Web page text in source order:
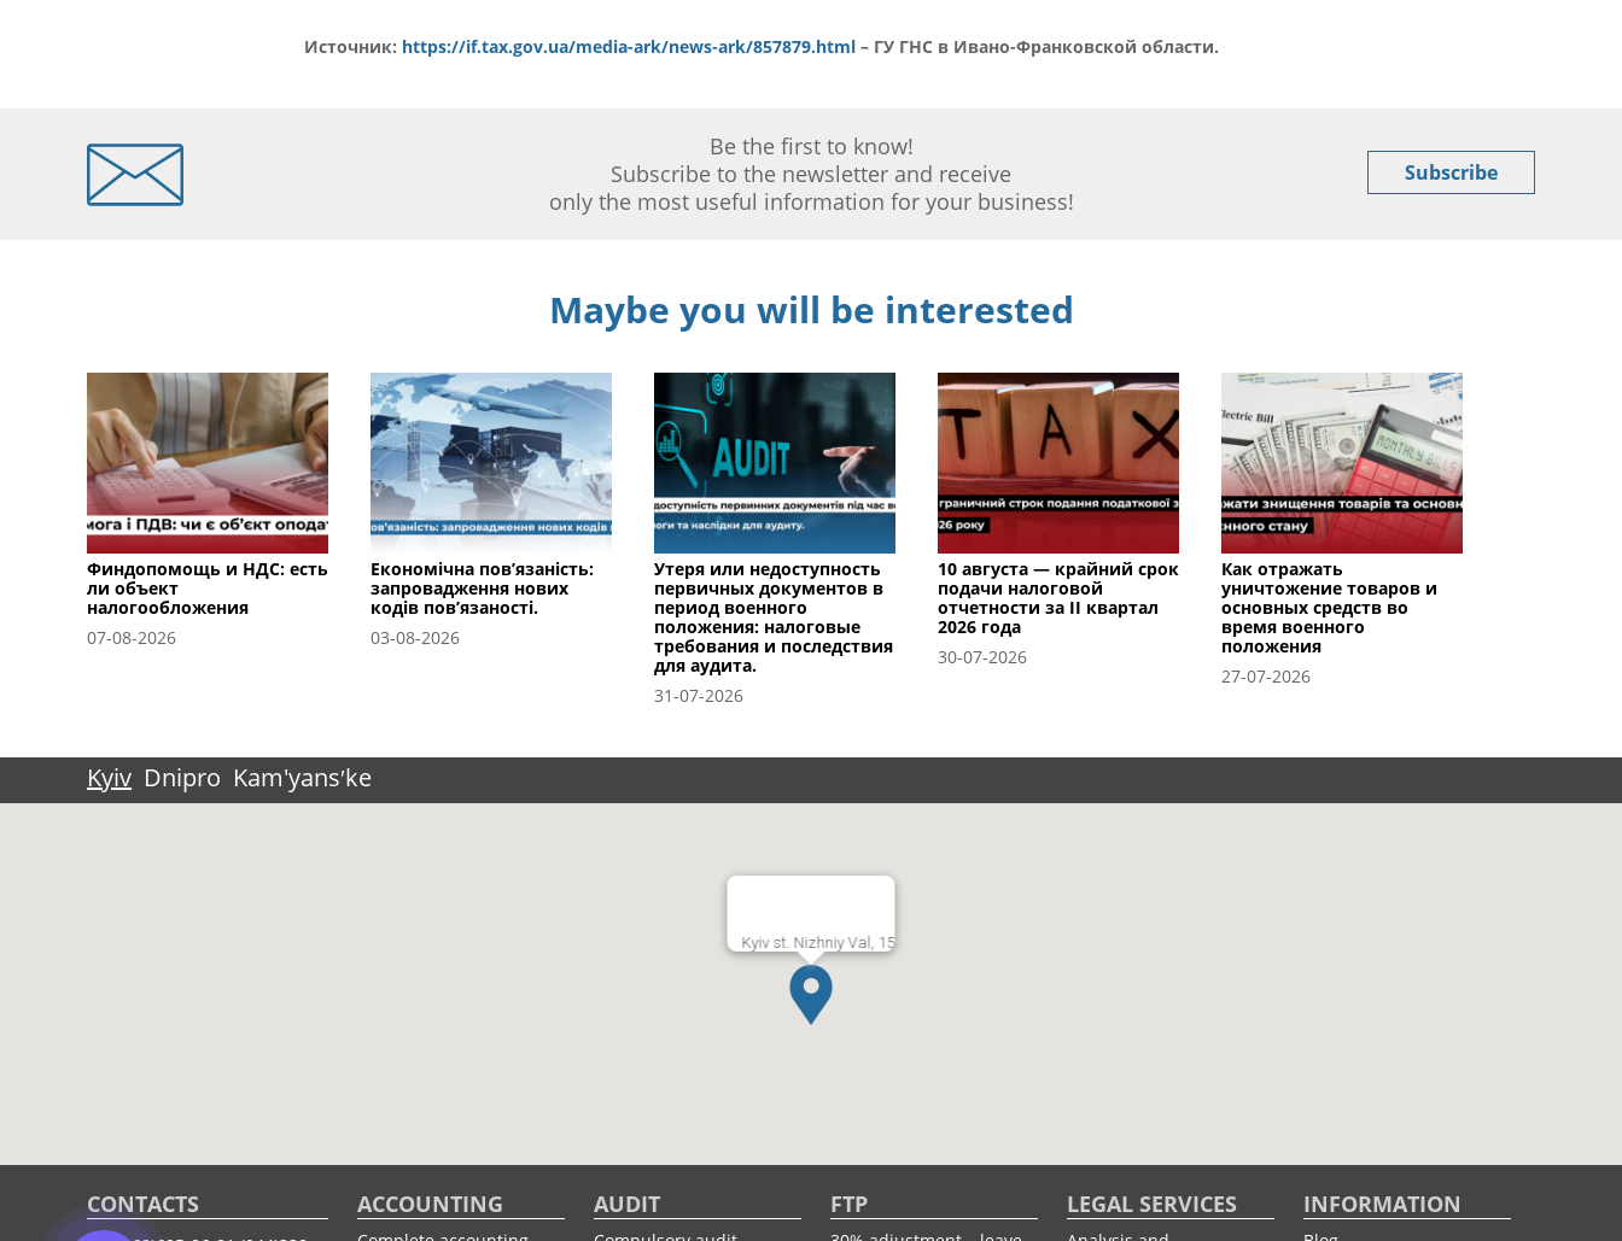
Источник: https://if.tax.gov.ua/media-ark/news-ark/857879.html – ГУ ГНС в Ивано-Франковской области.
Be the first to know!
Subscribe to the newsletter and receive
only the most useful information for your business!
Subscribe
Maybe you will be interested
Финдопомощь и НДС: есть
ли объект
налогообложения
07-08-2026
Економічна пов’язаність:
запровадження нових
кодів пов’язаності.
03-08-2026
Утеря или недоступность
первичных документов в
период военного
положения: налоговые
требования и последствия
для аудита.
31-07-2026
10 августа — крайний срок
подачи налоговой
отчетности за II квартал
2026 года
30-07-2026
Как отражать
уничтожение товаров и
основных средств во
время военного
положения
27-07-2026
Kyiv Dnipro Kam'yansʹke
Kyiv st. Nizhniy Val, 15
CONTACTS ACCOUNTING AUDIT FTP LEGAL SERVICES INFORMATION